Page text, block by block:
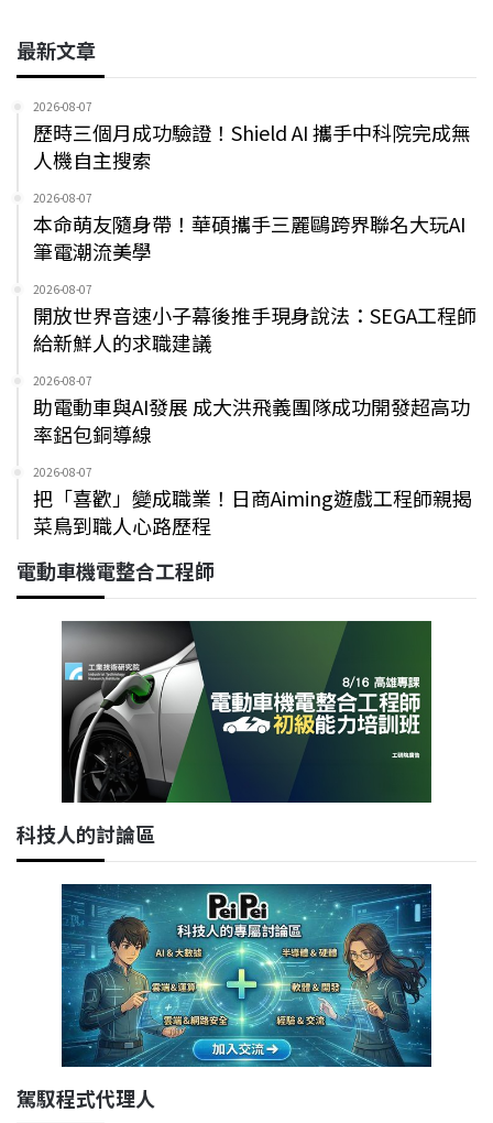
最新文章
2026-08-07
歷時三個月成功驗證！Shield AI 攜手中科院完成無
人機自主搜索
2026-08-07
本命萌友隨身帶！華碩攜手三麗鷗跨界聯名大玩AI
筆電潮流美學
2026-08-07
開放世界音速小子幕後推手現身說法：SEGA工程師
給新鮮人的求職建議
2026-08-07
助電動車與AI發展 成大洪飛義團隊成功開發超高功
率鋁包銅導線
2026-08-07
把「喜歡」變成職業！日商Aiming遊戲工程師親揭
菜鳥到職人心路歷程
電動車機電整合工程師
科技人的討論區
駕馭程式代理人